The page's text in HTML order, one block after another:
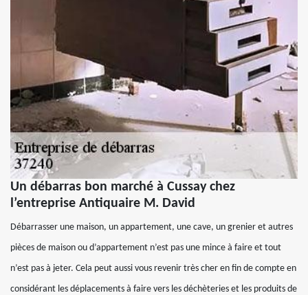
Un débarras bon marché à Cussay chez
l’entreprise Antiquaire M. David
Débarrasser une maison, un appartement, une cave, un grenier et autres
pièces de maison ou d’appartement n’est pas une mince à faire et tout
n’est pas à jeter. Cela peut aussi vous revenir très cher en fin de compte en
considérant les déplacements à faire vers les déchèteries et les produits de